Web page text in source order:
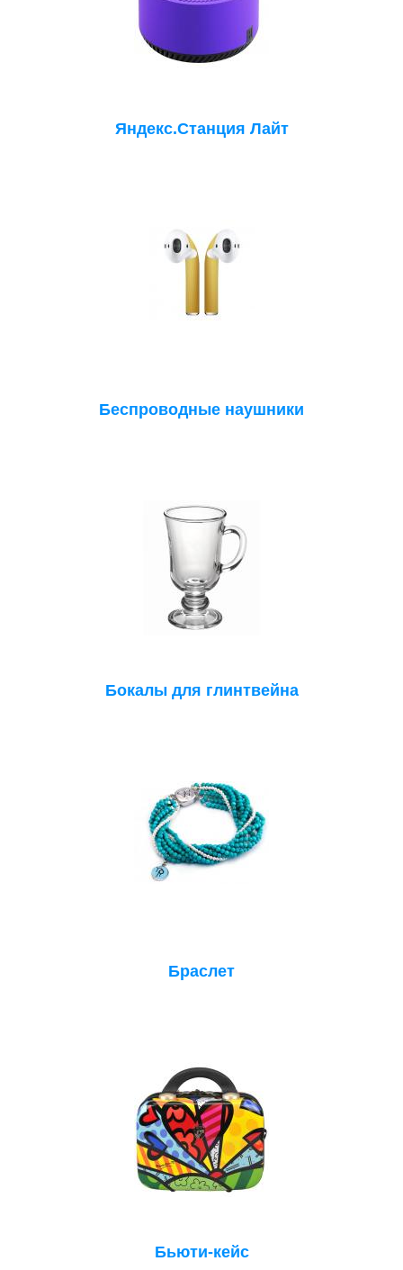
Яндекс.Станция Лайт
Беспроводные наушники
Бокалы для глинтвейна
Браслет
Бьюти-кейс